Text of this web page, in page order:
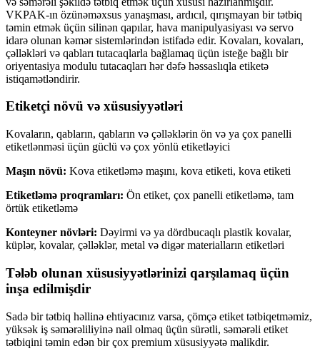
VKPAK-ın özünəməxsus yanaşması, ardıcıl, qırışmayan bir tətbiq
təmin etmək üçün silinən qapılar, hava manipulyasiyası və servo
idarə olunan kəmər sistemlərindən istifadə edir. Kovaları, kovaları,
çəlləkləri və qabları tutacaqlarla bağlamaq üçün isteğe bağlı bir
oriyentasiya modulu tutacaqları hər dəfə həssaslıqla etiketə
istiqamətləndirir.
Etiketçi növü və xüsusiyyətləri
Kovaların, qabların, qabların və çəlləklərin ön və ya çox panelli
etiketlənməsi üçün güclü və çox yönlü etiketləyici
Maşın növü: Kova etiketləmə maşını, kova etiketi, kova etiketi
Etiketləmə proqramları: Ön etiket, çox panelli etiketləmə, tam
örtük etiketləmə
Konteyner növləri: Dəyirmi və ya dördbucaqlı plastik kovalar,
küplər, kovalar, çəlləklər, metal və digər materialların etiketləri
Tələb olunan xüsusiyyətlərinizi qarşılamaq üçün
inşa edilmişdir
Sadə bir tətbiq həllinə ehtiyacınız varsa, çömçə etiket tətbiqetməmiz,
yüksək iş səmərəliliyinə nail olmaq üçün sürətli, səmərəli etiket
tətbiqini təmin edən bir çox premium xüsusiyyətə malikdir.